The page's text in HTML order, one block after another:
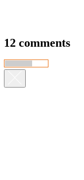
12 comments